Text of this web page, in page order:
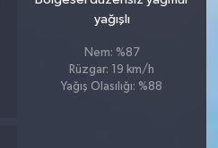
yağışlı
Nem: %87
Rüzgar: 19 km/h
Yağış Olasılığı: %88